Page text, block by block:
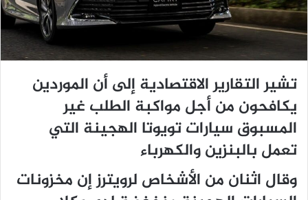
تشير التقارير الاقتصادية إلى أن الموردين
يكافحون من أجل مواكبة الطلب غير
المسبوق سيارات تويوتا الهجينة التي
تعمل بالبنزين والكهرباء
وقال اثنان من الأشخاص لرويترز إن مخزونات